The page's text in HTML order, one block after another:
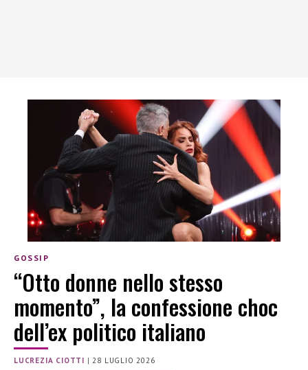
GOSSIP
“Otto donne nello stesso
momento”, la confessione choc
dell’ex politico italiano
LUCREZIA CIOTTI | 28 LUGLIO 2026